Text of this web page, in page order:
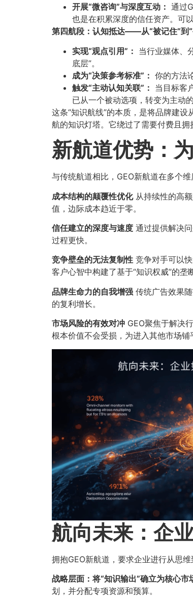
开展“微咨询”与深度互动：​ 通过
也是在积累深度的信任资产。可
第四航段：认知抵达——从“被记住”到“
实现“观点引用”：​ 当行业媒体、
底层”。
成为“决策参考标准”：​ 你的方法
触发“主动认知关联”：​ 当目标客
已从一个被动选项，转变为主动
这条“知识航线”的本质，是将品牌建设
航的知识灯塔。它绕过了需要付费且拥
新航道优势：
与传统航道相比，GEO新航道在多个维
成本结构的颠覆性优化从持续性的高
值，边际成本趋近于零。
信任建立的深度与速度 通过提供解决
过程更快。
竞争壁垒的无法复制性 竞争对手可以
客户心智中构建了基于“知识权威”的垄
品牌生命力的自我增强 传统广告效果
的复利增长。
市场风险的有效对冲 GEO聚焦于解决
根本价值不会受损，为进入其他市场铺
航向未来：企
拥抱GEO新航道，要求企业进行从思维
战略层面：将“知识输出”确立为核心市
划，并分配专项资源和预算。